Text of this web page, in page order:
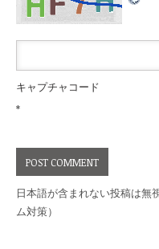
キャプチャコード
*
日本語が含まれない投稿は無
ム対策）